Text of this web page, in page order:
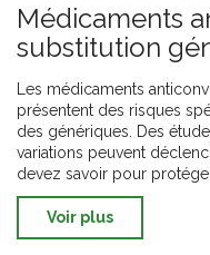
Médicaments
substitution
bonnes
Les médicaments
présentent des risques
des génériques. Des
variations peuvent
devez savoir pour
Voir plus